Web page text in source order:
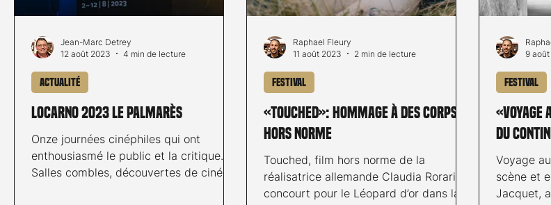
Locarno 2023 le palmarès
Onze journées cinéphiles qui ont
enthousiasmé le public et la critique.
Salles combles, découvertes de cinéma
Actualité
Jean-Marc Detrey
12 août 2023
4 min de lecture
«Touched»: hommage à des corps
hors norme
Touched, film hors norme de la
réalisatrice allemande Claudia Rorarius,
concourt pour le Léopard d’or dans la
Festival
Raphael Fleury
11 août 2023
2 min de lecture
«Voyage
du
Voyage
scène et
Jacquet,
Festival
9